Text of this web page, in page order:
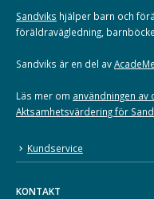
Sandviks hjälper barn och
föräldravägledning,
Sandviks är en del av
Läs mer om användningen av
Aktsamhetsvärdering för
Kundservice
KONTAKT